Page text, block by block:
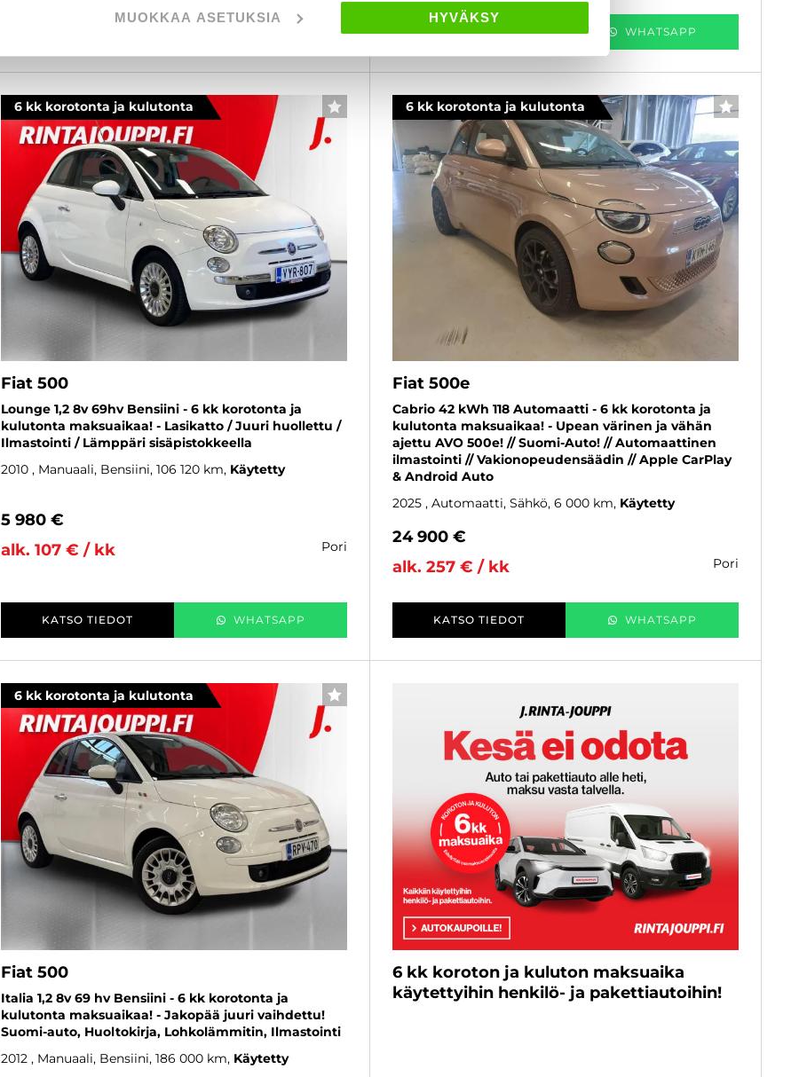
MUOKKAA ASETUKSIA HYVÄKSY
KATSO TIEDOT WHATSAPP
6 kk korotonta ja kulutonta SUOSIKKI
Fiat 500
Lounge 1,2 8v 69hv Bensiini - 6 kk korotonta ja
kulutonta maksuaikaa! - Lasikatto / Juuri huollettu /
Ilmastointi / Lämppäri sisäpistokkeella
2010 , Manuaali, Bensiini, 106 120 km Käytetty
5 980 €
alk. 107 € / kk
pori
KATSO TIEDOT WHATSAPP
6 kk korotonta ja kulutonta SUOSIKKI
Fiat 500e
Cabrio 42 kWh 118 Automaatti - 6 kk korotonta ja
kulutonta maksuaikaa! - Upean värinen ja vähän
ajettu AVO 500e! // Suomi-Auto! // Automaattinen
ilmastointi // Vakionopeudensäädin // Apple CarPlay
& Android Auto
2025 , Automaatti, Sähkö, 6 000 km Käytetty
24 900 €
alk. 257 € / kk
pori
KATSO TIEDOT WHATSAPP
6 kk korotonta ja kulutonta SUOSIKKI
Fiat 500
Italia 1,2 8v 69 hv Bensiini - 6 kk korotonta ja
kulutonta maksuaikaa! - Jakopää juuri vaihdettu!
Suomi-auto, Huoltokirja, Lohkolämmitin, Ilmastointi
2012 , Manuaali, Bensiini, 186 000 km Käytetty
6 kk koroton ja kuluton maksuaika
käytettyihin henkilö- ja pakettiautoihin!